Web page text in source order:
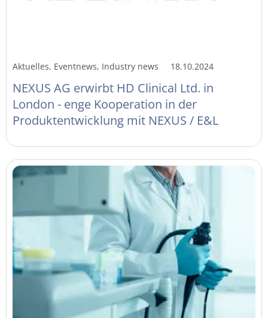
Aktuelles, Eventnews, Industry news 18.10.2024
NEXUS AG erwirbt HD Clinical Ltd. in
London - enge Kooperation in der
Produktentwicklung mit NEXUS / E&L